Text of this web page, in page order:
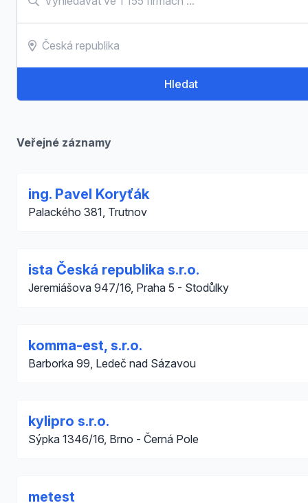
Hledat
Veřejné záznamy
ing. Pavel Koryťák
Palackého 381, Trutnov
ista Česká republika s.r.o.
Jeremiášova 947/16, Praha 5 - Stodůlky
komma-est, s.r.o.
Barborka 99, Ledeč nad Sázavou
kylipro s.r.o.
Sýpka 1346/16, Brno - Černá Pole
metest